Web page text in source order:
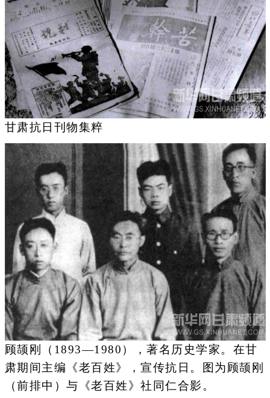
甘肃抗日刊物集粹
顾颉刚（1893—1980），著名历史学家。在甘
肃期间主编《老百姓》，宣传抗日。图为顾颉刚
（前排中）与《老百姓》社同仁合影。